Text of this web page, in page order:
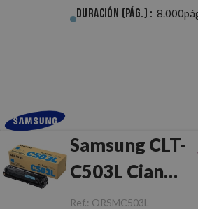
Duración (pág.) :
Samsung CLT-
C503L Cian
Original
Ref.: ORSMC503L